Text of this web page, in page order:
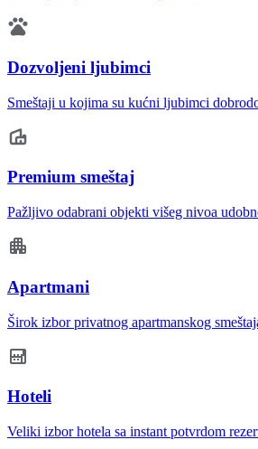
Dozvoljeni ljubimci
Smeštaji u kojima su kućni ljubimci
Premium smeštaj
Pažljivo odabrani objekti višeg nivoa
Apartmani
Širok izbor privatnog apartmanskog
Hoteli
Veliki izbor hotela sa instant potvrdom